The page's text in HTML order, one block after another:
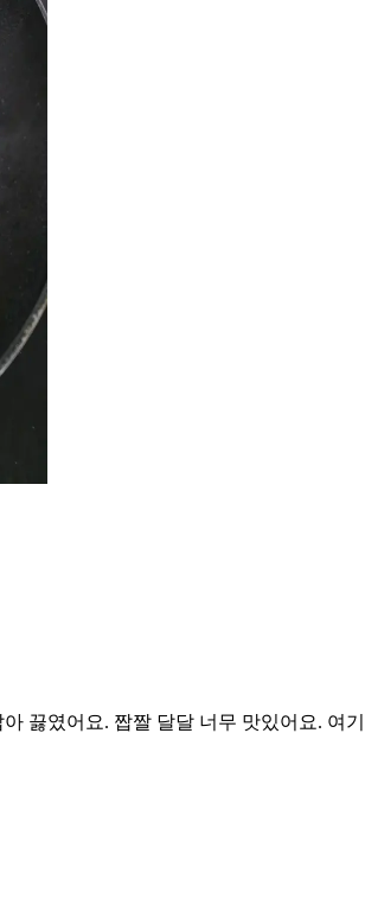
끓였어요. 짭짤 달달 너무 맛있어요. 여